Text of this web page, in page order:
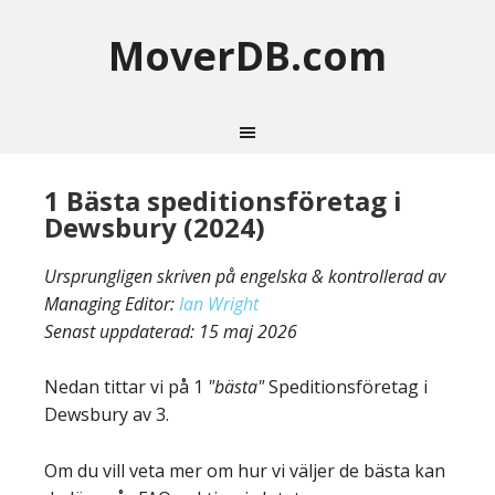
MoverDB.com
1 Bästa speditionsföretag i
Dewsbury (2024)
Ursprungligen skriven på engelska & kontrollerad av
Managing Editor:Ian Wright
Senast uppdaterad: 15 maj 2026
Nedan tittar vi på 1 "bästa"Speditionsföretag i
Dewsbury av 3.
Om du vill veta mer om hur vi väljer de bästa kan